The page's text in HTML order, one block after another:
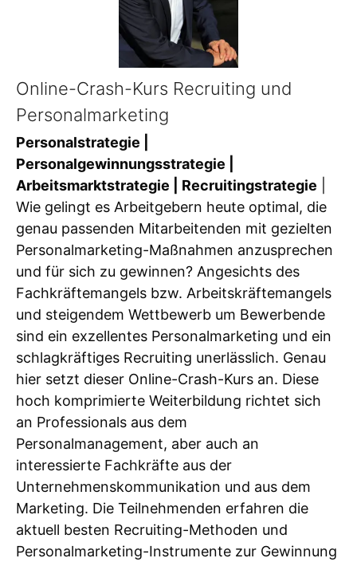
Online-Crash-Kurs Recruiting und
Personalmarketing
Personalstrategie |
Personalgewinnungsstrategie |
Arbeitsmarktstrategie | Recruitingstrategie
Wie gelingt es Arbeitgebern heute optimal, die
genau passenden Mitarbeitenden mit gezielten
Personalmarketing-Maßnahmen anzusprechen
und für sich zu gewinnen? Angesichts des
Fachkräftemangels bzw. Arbeitskräftemangels
und steigendem Wettbewerb um Bewerbende
sind ein exzellentes Personalmarketing und ein
schlagkräftiges Recruiting unerlässlich. Genau
hier setzt dieser Online-Crash-Kurs an. Diese
hoch komprimierte Weiterbildung richtet sich
an Professionals aus dem
Personalmanagement, aber auch an
interessierte Fachkräfte aus der
Unternehmenskommunikation und aus dem
Marketing. Die Teilnehmenden erfahren die
aktuell besten Recruiting-Methoden und
Personalmarketing-Instrumente zur Gewinnung